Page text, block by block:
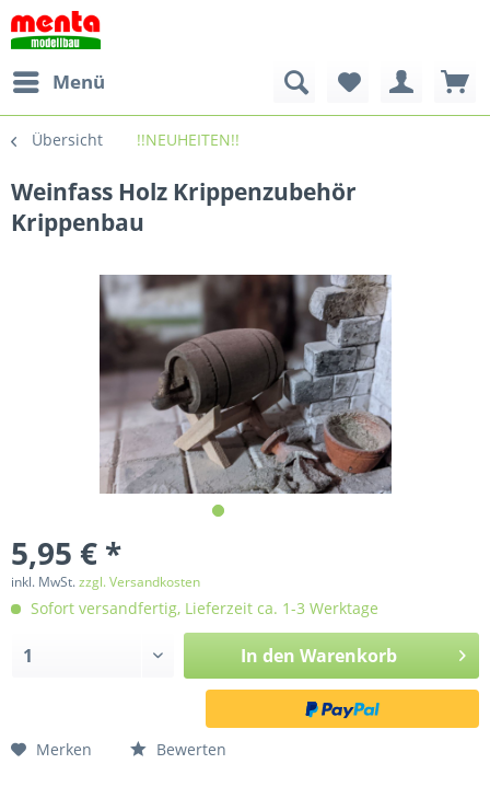
Menü
Übersicht !!NEUHEITEN!!
Weinfass Holz Krippenzubehör
Krippenbau
5,95 € *
inkl. MwSt.zzgl. Versandkosten
Sofort versandfertig, Lieferzeit ca. 1-3 Werktage
In den Warenkorb
Merken Bewerten